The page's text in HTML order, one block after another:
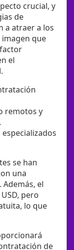
crucial, y
de
a atraer a los
que
el
remotos y
se han
una
el
pero
lo que
de